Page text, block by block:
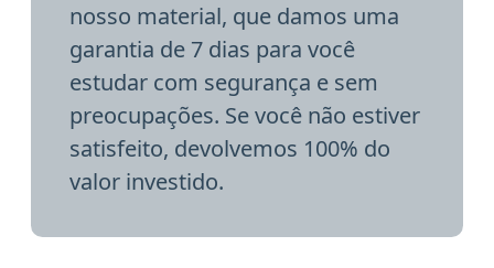
nosso material, que damos uma
garantia de 7 dias para você
estudar com segurança e sem
preocupações. Se você não estiver
satisfeito, devolvemos 100% do
valor investido.